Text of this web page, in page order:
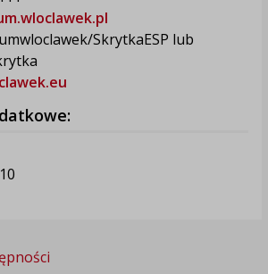
SkrytkaESP lub